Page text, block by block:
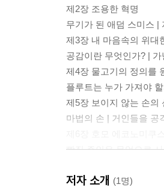
제2장 조용한 혁명
무기가 된 애덤 스미스 |
제3장 내 마음속의 위대
공감이란 무엇인가? |
제4장 물고기의 정의를
플루트는 누가 가져야
제5장 보이지 않는 손의
마법의 손 | 거인들을 공
빵집 주인은 무엇으로
대상속의 시대가 왔다 |
저자 소개 (1명)